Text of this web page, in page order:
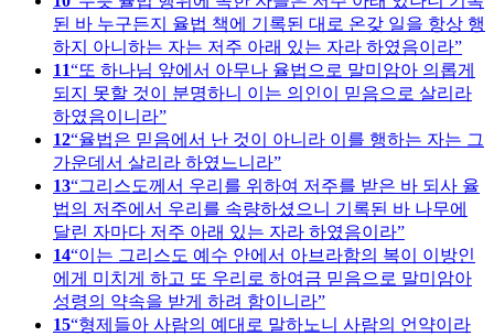
된 바 누구든지 율법 책에 기록된 대로 온갖 일을 항상 행
하지 아니하는 자는 저주 아래 있는 자라 하였음이라
11
또 하나님 앞에서 아무나 율법으로 말미암아 의롭게
되지 못할 것이 분명하니 이는 의인이 믿음으로 살리라
하였음이니라
12 율법은 믿음에서 난 것이 아니라 이를 행하는 자는 그
가운데서 살리라 하였느니라
13 그리스도께서 우리를 위하여 저주를 받은 바 되사 율
법의 저주에서 우리를 속량하셨으니 기록된 바 나무에
달린 자마다 저주 아래 있는 자라 하였음이라
14 이는 그리스도 예수 안에서 아브라함의 복이 이방인
에게 미치게 하고 또 우리로 하여금 믿음으로 말미암아
성령의 약속을 받게 하려 함이니라
15 형제들아 사람의 예대로 말하노니 사람의 언약이라